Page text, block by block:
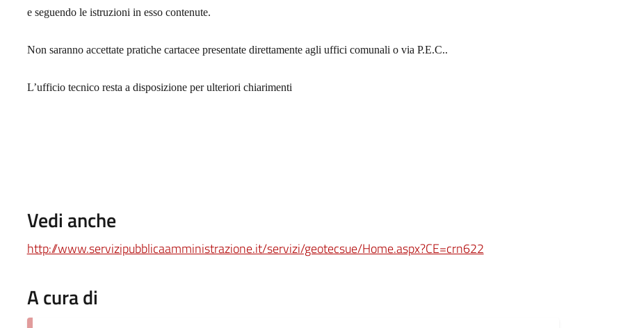
e seguendo le istruzioni in esso contenute.
Non saranno accettate pratiche cartacee presentate direttamente agli uffici comunali o via P.E.C..
L’ufficio tecnico resta a disposizione per ulteriori chiarimenti
Vedi anche
http://www.servizipubblicaamministrazione.it/servizi/geotecsue/Home.aspx?CE=crn622
A cura di